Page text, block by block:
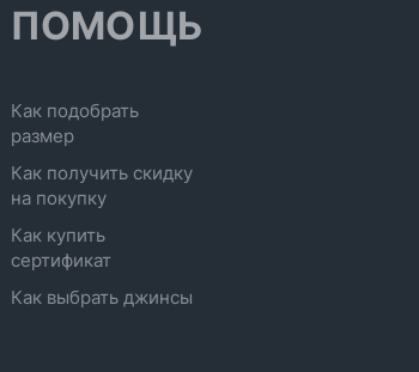
ПОМОЩЬ
Как подобрать
размер
Как получить скидку
на покупку
Как купить
сертификат
Как выбрать джинсы